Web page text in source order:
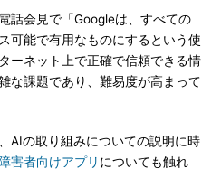
話会見で「Googleは、すべての
可能で有用なものにするという使
ーネット上で正確で信頼できる情
な課題であり、難易度が高まって
AIの取り組みについての説明に時
害者向けアプリ についても触れ